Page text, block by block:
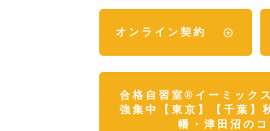
オンライン契約
合格自習室®イーミッ
強集中【東京】【千葉】
幡・津田沼のコ